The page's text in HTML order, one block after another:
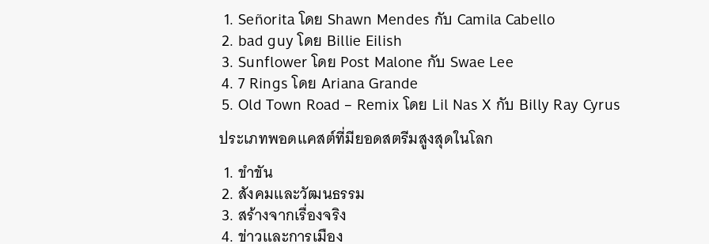
Señorita โดย Shawn Mendes กับ Camila Cabello
bad guy โดย Billie Eilish
Sunflower โดย Post Malone กับ Swae Lee
7 Rings โดย Ariana Grande
Old Town Road – Remix โดย Lil Nas X กับ Billy Ray Cyrus
ประเภทพอดแคสต์ที่มียอดสตรีมสูงสุดในโลก
ขำขัน
สังคมและวัฒนธรรม
สร้างจากเรื่องจริง
ข่าวและการเมือง